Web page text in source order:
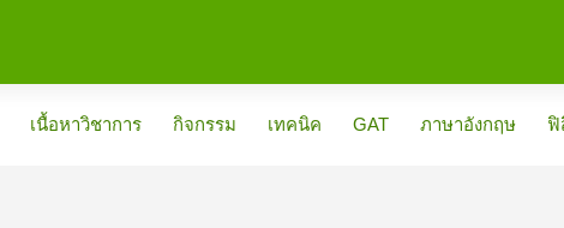
เนื้อหาวิชาการ กิจกรรม เทคนิค GAT ภาษาอังกฤษ ฟิ